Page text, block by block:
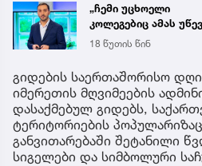
ძიძამ ორ წლამდე
ბავშვებზე
ძალადობა გადაიღო -
სასამართლომ მას 70
წლით პატიმრობა
მიუსაჯა
14:49
გიდების საერთაშორისო
იმერეთის მღვიმეების
დასაქმებულ გიდებს,
ტერიტორიების
განვითარებაში შეტანილი
სიგელები და სიმბოლური